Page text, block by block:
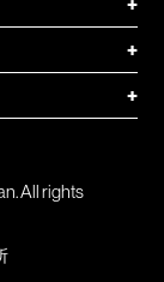
+
+
All rights